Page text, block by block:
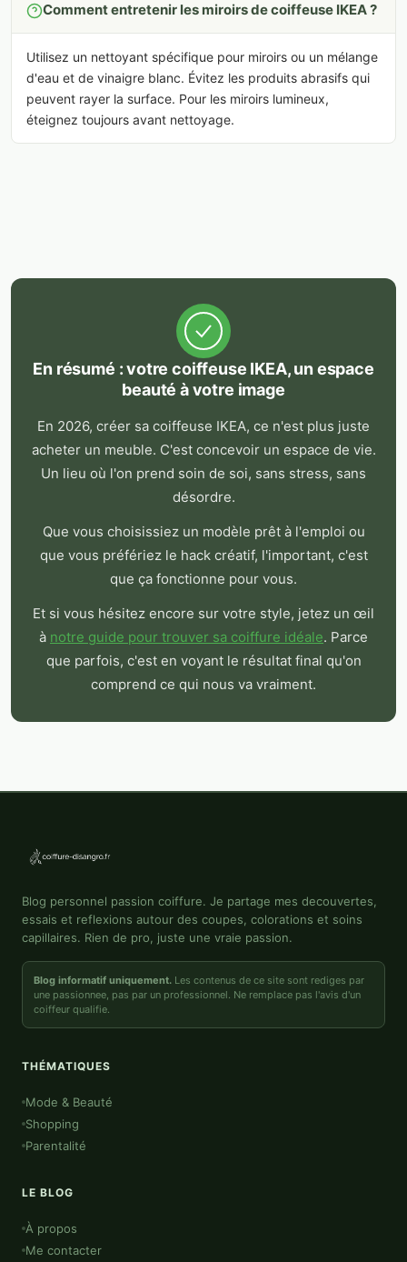
Comment entretenir les miroirs de coiffeuse IKEA ?
Utilisez un nettoyant spécifique pour miroirs ou un mélange
d'eau et de vinaigre blanc. Évitez les produits abrasifs qui
peuvent rayer la surface. Pour les miroirs lumineux,
éteignez toujours avant nettoyage.
En résumé : votre coiffeuse IKEA, un espace
beauté à votre image
En 2026, créer sa coiffeuse IKEA, ce n'est plus juste
acheter un meuble. C'est concevoir un espace de vie.
Un lieu où l'on prend soin de soi, sans stress, sans
désordre.
Que vous choisissiez un modèle prêt à l'emploi ou
que vous préfériez le hack créatif, l'important, c'est
que ça fonctionne pour vous.
Et si vous hésitez encore sur votre style, jetez un œil
à notre guide pour trouver sa coiffure idéale. Parce
que parfois, c'est en voyant le résultat final qu'on
comprend ce qui nous va vraiment.
Blog personnel passion coiffure. Je partage mes decouvertes,
essais et reflexions autour des coupes, colorations et soins
capillaires. Rien de pro, juste une vraie passion.
Blog informatif uniquement. Les contenus de ce site sont rediges par
une passionnee, pas par un professionnel. Ne remplace pas l'avis d'un
coiffeur qualifie.
THÉMATIQUES
Mode & Beauté
Shopping
Parentalité
LE BLOG
À propos
Me contacter